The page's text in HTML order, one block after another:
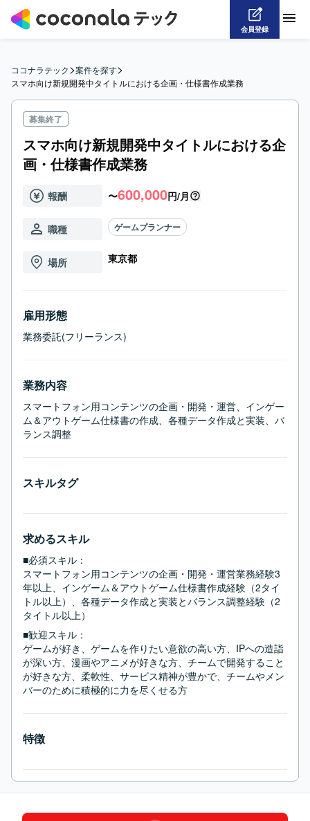
会員登録
ココナラテック>案件を探す>
スマホ向け新規開発中タイトルにおける企画・仕様書作成業務
募集終了
スマホ向け新規開発中タイトルにおける企
画・仕様書作成業務
報酬 〜600,000円/月
職種 ゲームプランナー
場所 東京都
雇用形態
業務委託(フリーランス)
業務内容
スマートフォン用コンテンツの企画・開発・運営、インゲー
ム＆アウトゲーム仕様書の作成、各種データ作成と実装、バ
ランス調整
スキルタグ
求めるスキル
■必須スキル：
スマートフォン用コンテンツの企画・開発・運営業務経験3
年以上、インゲーム＆アウトゲーム仕様書作成経験（2タイ
トル以上）、各種データ作成と実装とバランス調整経験（2
タイトル以上）
■歓迎スキル：
ゲームが好き、ゲームを作りたい意欲の高い方、IPへの造詣
が深い方、漫画やアニメが好きな方、チームで開発すること
が好きな方、柔軟性、サービス精神が豊かで、チームやメン
バーのために積極的に力を尽くせる方
特徴